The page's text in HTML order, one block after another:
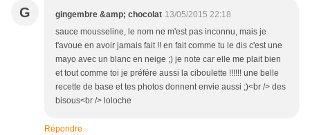
G gingembre &amp; chocolat 13/05/2015 22:18
sauce mousseline, le nom ne m'est pas inconnu, mais je
t'avoue en avoir jamais fait !! en fait comme tu le dis c'est une
mayo avec un blanc en neige ;) je note car elle me plait bien
et tout comme toi je préfére aussi la ciboulette !!!!!! une belle
recette de base et tes photos donnent envie aussi ;)<br /> des
bisous<br /> loloche
Répondre